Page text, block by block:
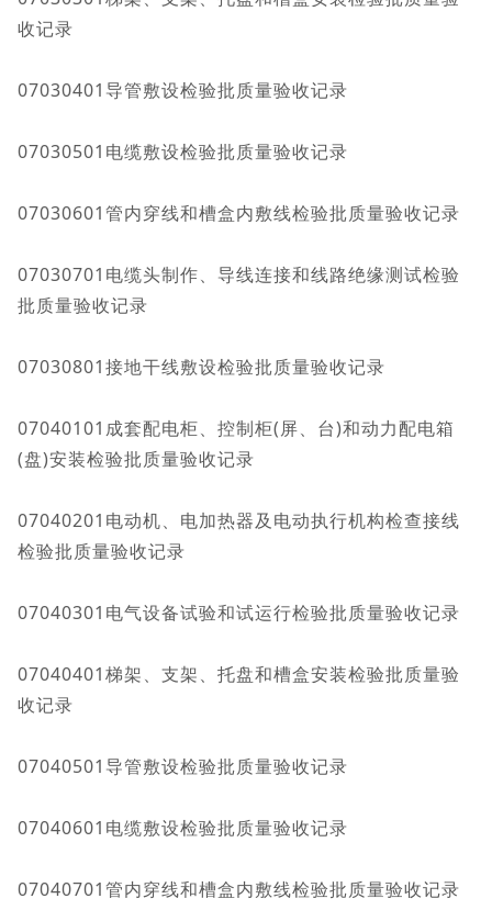
收记录
07030401导管敷设检验批质量验收记录
07030501电缆敷设检验批质量验收记录
07030601管内穿线和槽盒内敷线检验批质量验收记录
07030701电缆头制作、导线连接和线路绝缘测试检验
批质量验收记录
07030801接地干线敷设检验批质量验收记录
07040101成套配电柜、控制柜(屏、台)和动力配电箱
(盘)安装检验批质量验收记录
07040201电动机、电加热器及电动执行机构检查接线
检验批质量验收记录
07040301电气设备试验和试运行检验批质量验收记录
07040401梯架、支架、托盘和槽盒安装检验批质量验
收记录
07040501导管敷设检验批质量验收记录
07040601电缆敷设检验批质量验收记录
07040701管内穿线和槽盒内敷线检验批质量验收记录